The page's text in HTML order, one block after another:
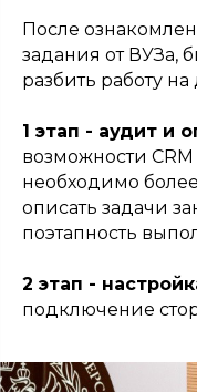
После
задания от ВУЗа,
разбить работу
1 этап - аудит и
возможности
необходимо
описать задачи
поэтапность
2 этап -
подключение